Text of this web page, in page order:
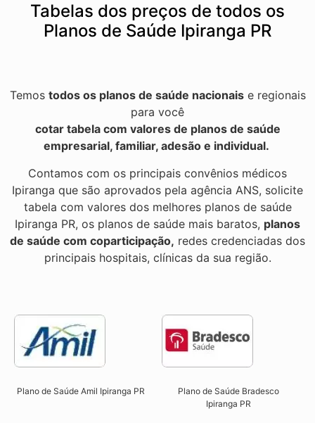
Tabelas dos preços de todos os
Planos de Saúde Ipiranga PR
Temos todos os planos de saúde nacionaise regionais
para você
cotar tabela com valores de planos de saúde
empresarial, familiar, adesão e individual.
Contamos com os principais convênios médicos
Ipiranga que são aprovados pela agência ANS, solicite
tabela com valores dos melhores planos de saúde
Ipiranga PR, os planos de saúde mais baratos, planos
de saúde com coparticipação, redes credenciadas dos
principais hospitais, clínicas da sua região.
Plano de Saúde Amil Ipiranga PR
Plano de Saúde Bradesco
Ipiranga PR